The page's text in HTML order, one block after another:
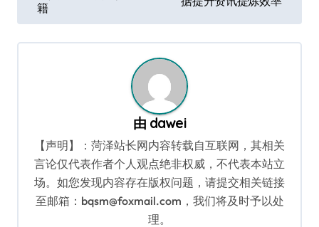
导
航
籍
由 dawei
【声明】：菏泽站长网内容转载自互联网，其相关
言论仅代表作者个人观点绝非权威，不代表本站立
场。如您发现内容存在版权问题，请提交相关链接
至邮箱：bqsm@foxmail.com，我们将及时予以处
理。